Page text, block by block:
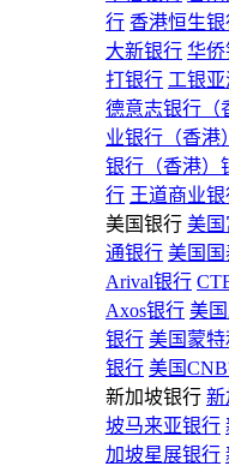
行 香港恒生银
大新银行 华侨
打银行 工银
德意志银行（
业银行（香港）
银行（香港）
行 王道商业
美国银行 美
通银行 美国
Arival银行
Axos银行 美
银行 美国蒙
银行 美国
新加坡银行 新
坡马来亚银行
加坡星展银行